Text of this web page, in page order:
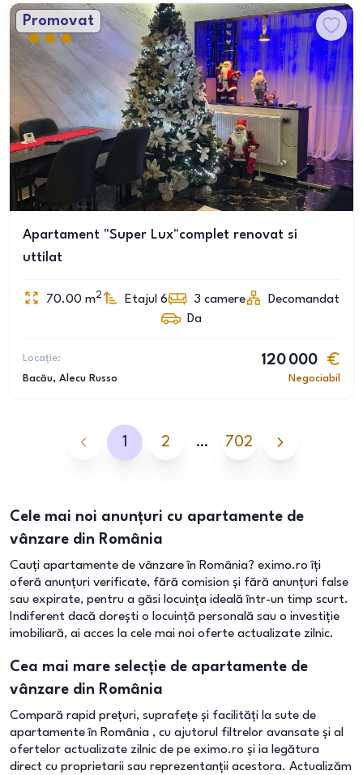
Promovat
Apartament "Super Lux"complet renovat si
uttilat
70.00 m2 Etajul 6 3 camere
Decomandat
Da
Locație:
Bacău, Alecu Russo
120 000
Negociabil
1 2 … 702
Cele mai noi anunțuri cu apartamente de
vânzare din România
Cauți apartamente de vânzare în România? eximo.ro îți
oferă anunțuri verificate, fără comision și fără anunțuri false
sau expirate, pentru a găsi locuința ideală într-un timp scurt.
Indiferent dacă dorești o locuință personală sau o investiție
imobiliară, ai acces la cele mai noi oferte actualizate zilnic.
Cea mai mare selecție de apartamente de
vânzare din România
Compară rapid prețuri, suprafețe și facilități la sute de
apartamente în România , cu ajutorul filtrelor avansate și al
ofertelor actualizate zilnic de pe eximo.ro și ia legătura
direct cu proprietarii sau reprezentanții acestora. Actualizăm